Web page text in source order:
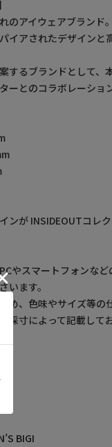
のアイウェアブランド。
イアされたデザイン
するブランドとして
ーとのコラボレーショ
ンが INSIDEOUTコレ
やスマートフォンな
います。
め、色味やサイズ等の
採寸によって記載し
BIGI